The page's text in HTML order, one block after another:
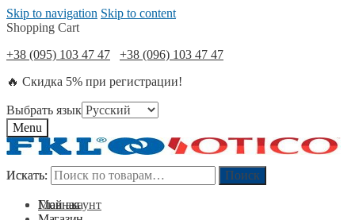
Skip to navigation Skip to content
Shopping Cart
+38 (095) 103 47 47
+38 (096) 103 47 47
🔥 Скидка 5% при регистрации!
Выбрать язык
Menu
Искать: Поиск
Мой акаунт
Искать: Поиск
Главная